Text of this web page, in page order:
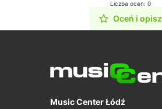
Liczba ocen: 0
Oceń i opisz
Music Center Łódź